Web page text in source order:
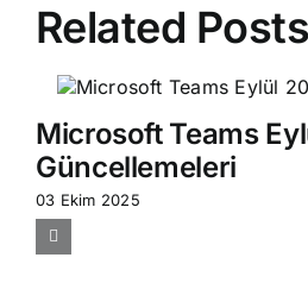
Related Posts
Microsoft Teams
Güncellemeleri
03 Ekim 2025